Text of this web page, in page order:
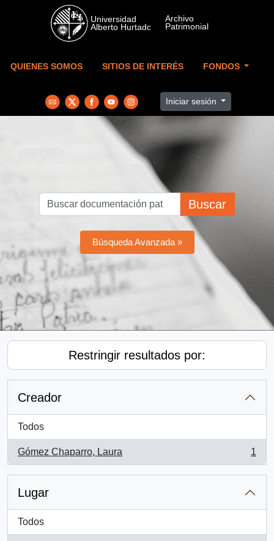
Skip to main content
QUIENES SOMOS SITIOS DE INTERÉS FONDOS
Iniciar sesión
Buscar
Búsqueda Avanzada »
Restringir resultados por:
Creador
Todos
Gómez Chaparro, Laura
, 1 resultados
1
Lugar
Todos